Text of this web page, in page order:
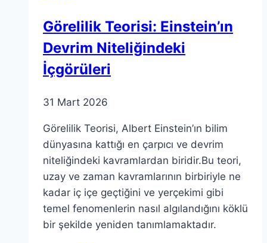
Görelilik Teorisi: Einstein’ın
Devrim Niteliğindeki
İçgörüleri
31 Mart 2026
Görelilik Teorisi, Albert Einstein’ın bilim
dünyasına kattığı en çarpıcı ve devrim
niteliğindeki kavramlardan biridir.Bu teori,
uzay ve zaman kavramlarının birbiriyle ne
kadar iç içe geçtiğini ve yerçekimi gibi
temel fenomenlerin nasıl algılandığını köklü
bir şekilde yeniden tanımlamaktadır.